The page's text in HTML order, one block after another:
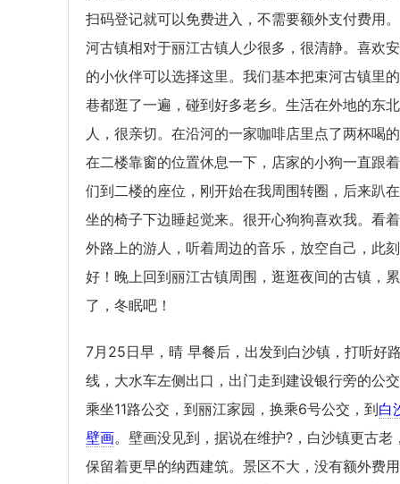
扫码登记就可以免费进入，不需要额外支付费用
河古镇相对于丽江古镇人少很多，很清静。喜欢
的小伙伴可以选择这里。我们基本把束河古镇里
巷都逛了一遍，碰到好多老乡。生活在外地的东北
人，很亲切。在沿河的一家咖啡店里点了两杯喝
在二楼靠窗的位置休息一下，店家的小狗一直跟
们到二楼的座位，刚开始在我周围转圈，后来趴
坐的椅子下边睡起觉来。很开心狗狗喜欢我。看
外路上的游人，听着周边的音乐，放空自己，此
好！晚上回到丽江古镇周围，逛逛夜间的古镇，累
了，冬眠吧！
7月25日早，晴 早餐后，出发到白沙镇，打听好
线，大水车左侧出口，出门走到建设银行旁的公
乘坐11路公交，到丽江家园，换乘6号公交，到白
壁画。壁画没见到，据说在维护?，白沙镇更古老
保留着更早的纳西建筑。景区不大，没有额外费